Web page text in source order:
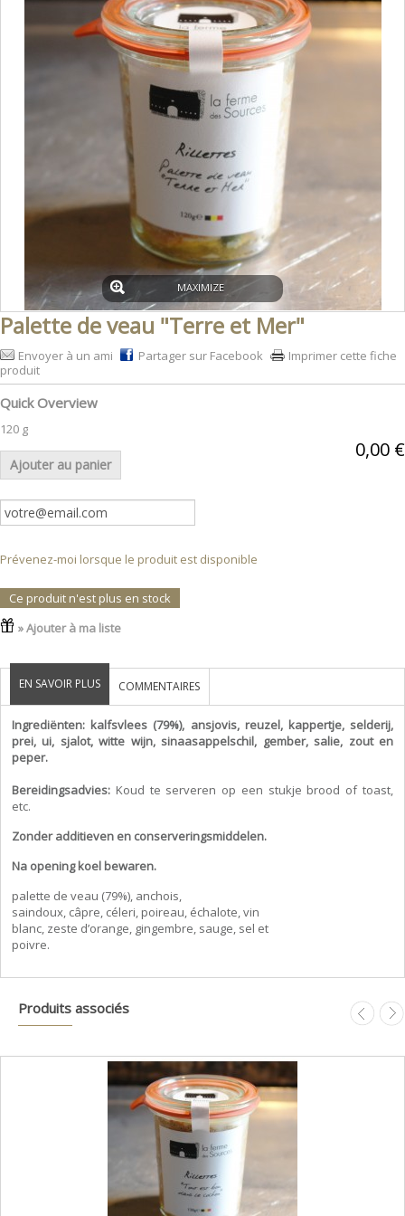
MAXIMIZE
Palette de veau "Terre et Mer"
Envoyer à un ami Partager sur Facebook
Imprimer cette fiche
produit
Quick Overview
120 g
0,00 €
Ajouter au panier
Prévenez-moi lorsque le produit est disponible
Ce produit n'est plus en stock
» Ajouter à ma liste
EN SAVOIR PLUS COMMENTAIRES
Ingrediënten: kalfsvlees (79%), ansjovis, reuzel, kappertje, selderij,
prei, ui, sjalot, witte wijn, sinaasappelschil, gember, salie, zout en
peper.
Bereidingsadvies: Koud te serveren op een stukje brood of toast,
etc.
Zonder additieven en conserveringsmiddelen.
Na opening koel bewaren.
palette de veau (79%), anchois,
saindoux, câpre, céleri, poireau, échalote, vin
blanc, zeste d’orange, gingembre, sauge, sel et
poivre.
Produits associés